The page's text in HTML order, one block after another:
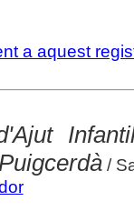
a aquest
/